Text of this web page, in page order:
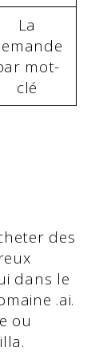
La
mot-
clé
des
dans le
.ai.
ou